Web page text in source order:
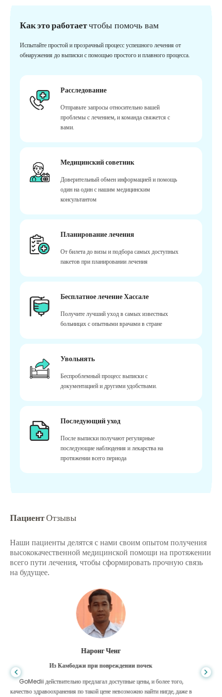
Как это работаетчтобы помочь вам
Испытайте простой и прозрачный процесс успешного лечения от
обнаружения до выписки с помощью простого и плавного процесса.
Расследование
Отправьте запросы относительно вашей
проблемы с лечением, и команда свяжется с
вами.
Медицинский советник
Доверительный обмен информацией и помощь
один на один с нашим медицинским
консультантом
Планирование лечения
От билета до визы и подбора самых доступных
пакетов при планировании лечения
Бесплатное лечение Хассале
Получите лучший уход в самых известных
больницах с опытными врачами в стране
Увольнять
Беспроблемный процесс выписки с
документацией и другими удобствами.
Последующий уход
После выписки получают регулярные
последующие наблюдения и лекарства на
протяжении всего периода
ПациентОтзывы
Наши пациенты делятся с нами своим опытом получения
высококачественной медицинской помощи на протяжении
всего пути лечения, чтобы сформировать прочную связь
на будущее.
Шандха Дас
Из Бангладеш для гастроэнтерологии
Я поблагодарил своего сына и блестящую команду GoMedii, которые
помогли мне в моем путешествии из Бангладеш в Индию для лечения.